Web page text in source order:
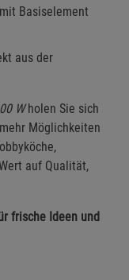
Basiselement
aus der
Wholen Sie sich
Möglichkeiten
auf Qualität,
frische Ideen und